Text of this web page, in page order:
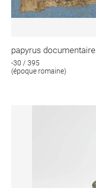
papyrus documentaire
-30 / 395
(époque romaine)